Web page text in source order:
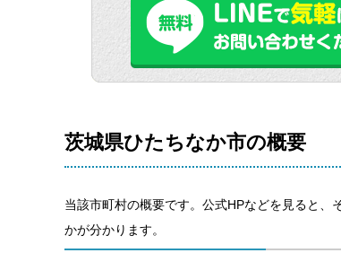
茨城県ひたちなか市の概要
当該市町村の概要です。公式HPなどを見ると
かが分かります。